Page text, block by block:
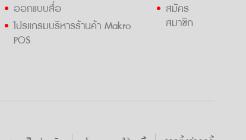
ออกแบบสื่อ
โปรแกรมบริหารร้านค้า Makro
POS
สมัคร
สมาชิก